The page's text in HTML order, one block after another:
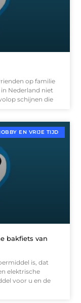
op familie
Nederland niet
schijnen die
EN VRIJE TIJD
bakfiets van
is, dat
elektrische
voor u en de